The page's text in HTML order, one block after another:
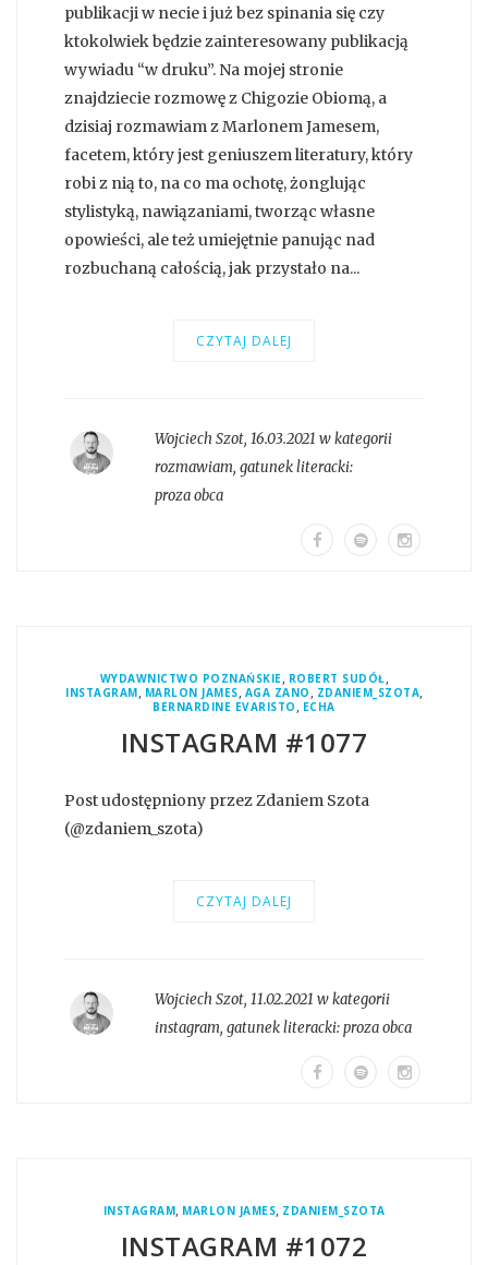
publikacji w necie i już bez spinania się czy
ktokolwiek będzie zainteresowany publikacją
wywiadu “w druku”. Na mojej stronie
znajdziecie rozmowę z Chigozie Obiomą, a
dzisiaj rozmawiam z Marlonem Jamesem,
facetem, który jest geniuszem literatury, który
robi z nią to, na co ma ochotę, żonglując
stylistyką, nawiązaniami, tworząc własne
opowieści, ale też umiejętnie panując nad
rozbuchaną całością, jak przystało na...
CZYTAJ DALEJ
Wojciech Szot, 16.03.2021 w kategorii
rozmawiam, gatunek literacki:
proza obca
WYDAWNICTWO POZNAŃSKIE, ROBERT SUDÓŁ ,
INSTAGRAM, MARLON JAMES, AGA ZANO , ZDANIEM_SZOTA,
BERNARDINE EVARISTO , ECHA
INSTAGRAM #1077
Post udostępniony przez Zdaniem Szota
(@zdaniem_szota)
CZYTAJ DALEJ
Wojciech Szot, 11.02.2021 w kategorii
instagram, gatunek literacki:proza obca
INSTAGRAM, MARLON JAMES, ZDANIEM_SZOTA
INSTAGRAM #1072